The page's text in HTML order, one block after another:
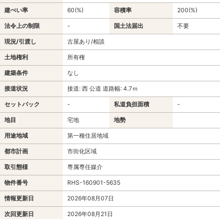
建ぺい率 60(%) 容積率 200(%)
法令上の制限 - 国土法届出 不要
現況/引渡し 古屋あり/相談
土地権利 所有権
建築条件 なし
接道状況 接道: 西 公道 道路幅: 4.7ｍ
セットバック - 私道負担面積 -
地目 宅地 地勢
用途地域 第一種住居地域
都市計画 市街化区域
取引態様 専属専任媒介
物件番号 RHS-160901-5635
情報更新日 2026年08月07日
次回更新日
2026年08月21日